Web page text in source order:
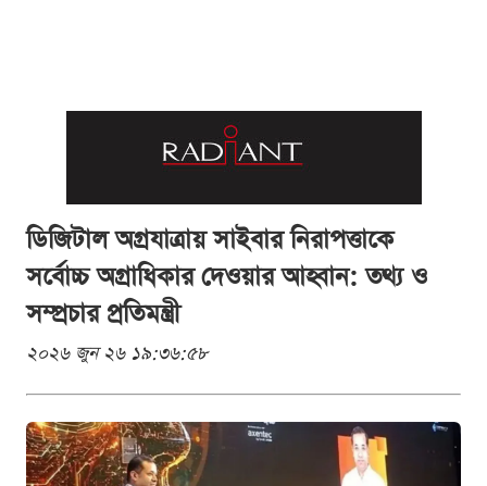
ডিজিটাল অগ্রযাত্রায় সাইবার নিরাপত্তাকে
সর্বোচ্চ অগ্রাধিকার দেওয়ার আহ্বান: তথ্য ও
সম্প্রচার প্রতিমন্ত্রী
২০২৬ জুন ২৬ ১৯:৩৬:৫৮